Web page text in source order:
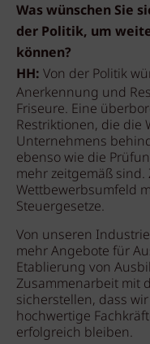
Was wünschen Sie
der Politik, um
können?
HH: Von der Politik
Anerkennung und
Friseure. Eine
Restriktionen, die die
Unternehmens
ebenso wie die
mehr zeitgemäß
Wettbewerbsumfeld
Steuergesetze.
Von unseren
mehr Angebote für
Etablierung von
Zusammenarbeit mit
sicherstellen, dass
hochwertige
erfolgreich bleiben.